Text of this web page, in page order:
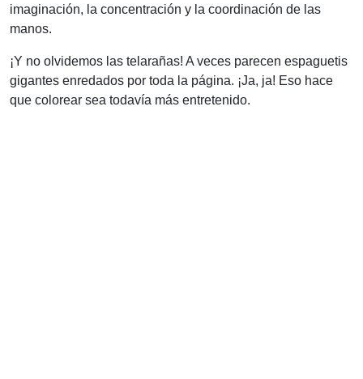
imaginación, la concentración y la coordinación de las
manos.
¡Y no olvidemos las telarañas! A veces parecen espaguetis
gigantes enredados por toda la página. ¡Ja, ja! Eso hace
que colorear sea todavía más entretenido.